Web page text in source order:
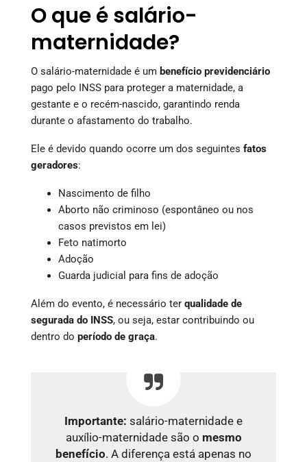
O que é salário-
maternidade?
O salário-maternidade é um benefício previdenciário
pago pelo INSS para proteger a maternidade, a
gestante e o recém-nascido, garantindo renda
durante o afastamento do trabalho.
Ele é devido quando ocorre um dos seguintes fatos
geradores:
Nascimento de filho
Aborto não criminoso (espontâneo ou nos
casos previstos em lei)
Feto natimorto
Adoção
Guarda judicial para fins de adoção
Além do evento, é necessário ter qualidade de
segurada do INSS, ou seja, estar contribuindo ou
dentro do período de graça.
Importante: salário-maternidade e
auxílio-maternidade são o mesmo
benefício. A diferença está apenas no